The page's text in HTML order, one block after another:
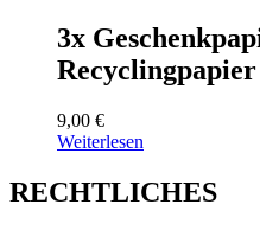
3x
Recyclingpapier
9,00 €
Weiterlesen
RECHTLICHES